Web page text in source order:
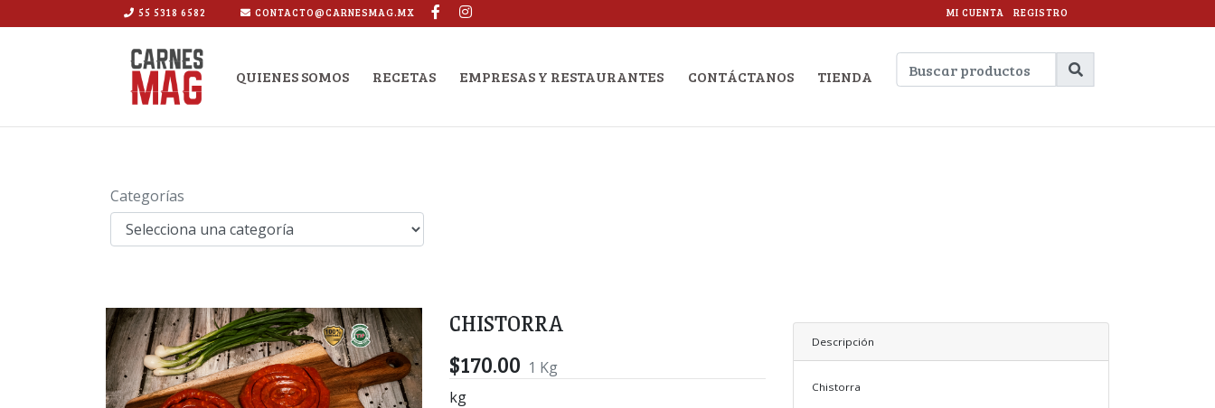
55 5318 6582 CONTACTO@CARNESMAG.MX MI CUENTA REGISTRO
QUIENES SOMOS
RECETAS EMPRESAS Y RESTAURANTES CONTÁCTANOS TIENDA
Categorías
CHISTORRA
$170.00 1 Kg
kg
Descripción
Chistorra